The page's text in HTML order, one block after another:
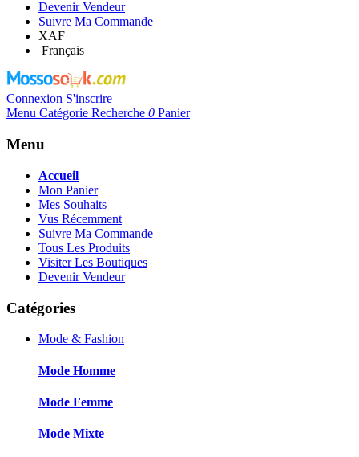
Devenir Vendeur
Suivre Ma Commande
XAF
Français
Connexion S'inscrire
Menu Catégorie Recherche 0 Panier
Menu
Accueil
Mon Panier
Mes Souhaits
Vus Récemment
Suivre Ma Commande
Tous Les Produits
Visiter Les Boutiques
Devenir Vendeur
Catégories
Mode & Fashion
Mode Homme
Mode Femme
Mode Mixte